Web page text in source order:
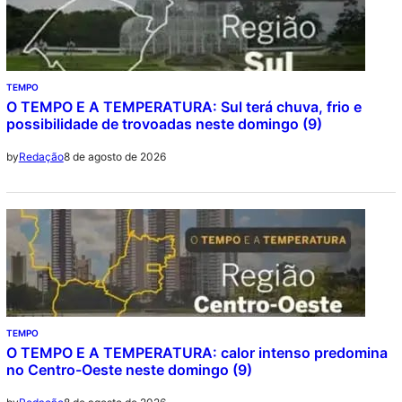
TEMPO
O TEMPO E A TEMPERATURA: Sul terá chuva, frio e
possibilidade de trovoadas neste domingo (9)
byRedação8 de agosto de 2026
TEMPO
O TEMPO E A TEMPERATURA: calor intenso predomina
no Centro-Oeste neste domingo (9)